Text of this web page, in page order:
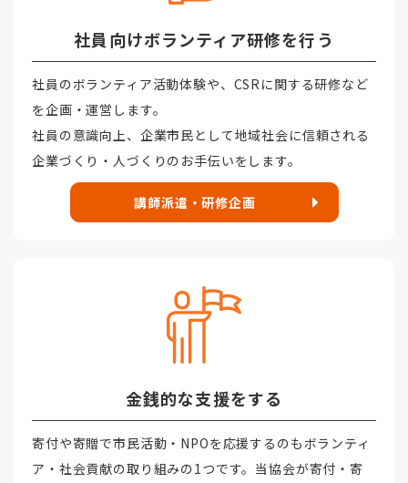
社員向けボランティア研修を行う
社員のボランティア活動体験や、CSRに関する研修など
を企画・運営します。
社員の意識向上、企業市民として地域社会に信頼される
企業づくり・人づくりのお手伝いをします。
講師派遣・研修企画
金銭的な支援をする
寄付や寄贈で市民活動・NPOを応援するのもボランティ
ア・社会貢献の取り組みの1つです。当協会が寄付・寄